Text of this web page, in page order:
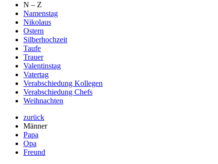
N – Z
Namenstag
Nikolaus
Ostern
Silberhochzeit
Taufe
Trauer
Valentinstag
Vatertag
Verabschiedung Kollegen
Verabschiedung Chefs
Weihnachten
zurück
Männer
Papa
Opa
Freund